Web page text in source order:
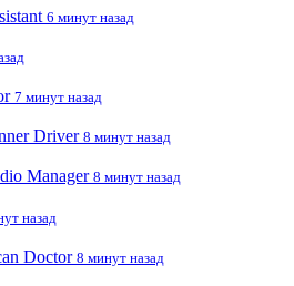
6 минут назад
7 минут назад
Driver 8 минут назад
Manager 8 минут назад
назад
Doctor 8 минут назад